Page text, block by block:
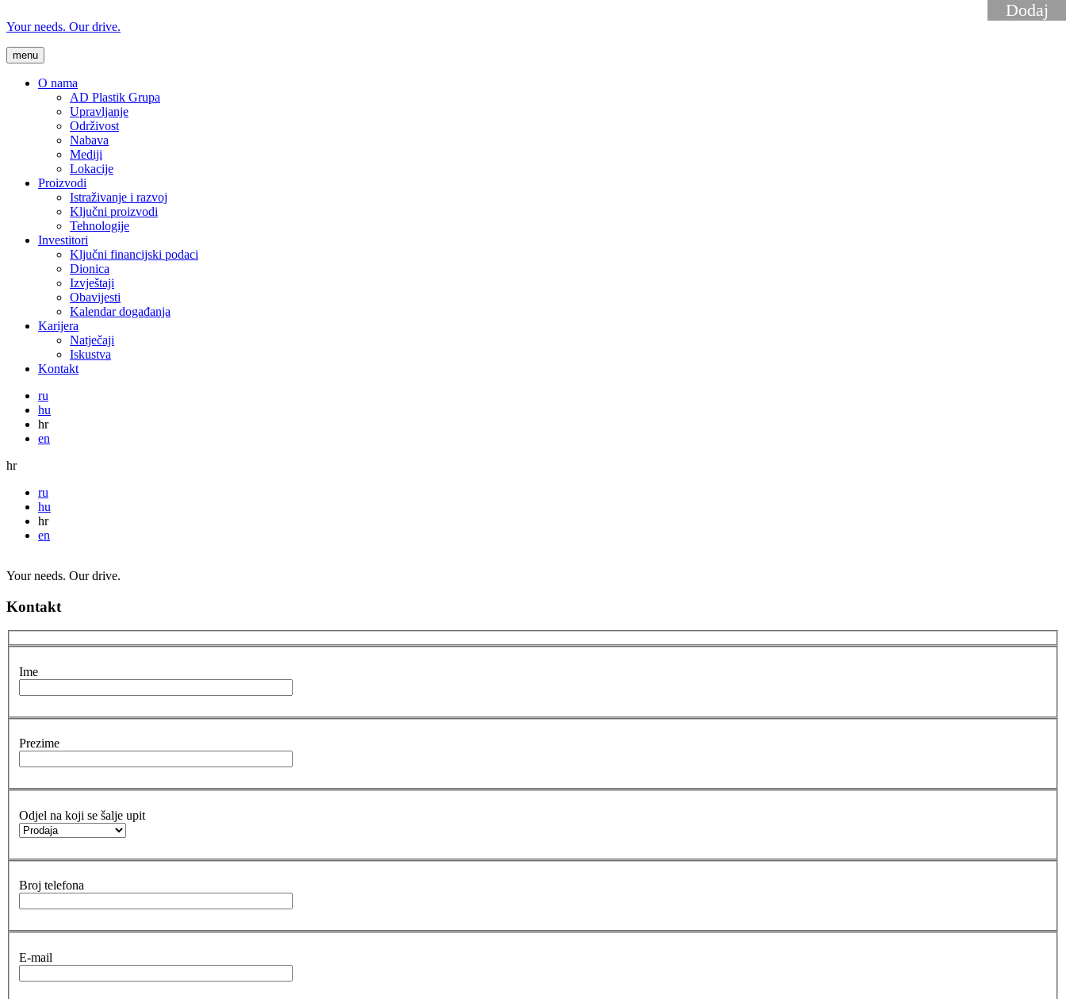
Your needs. Our drive.
menu
O nama
AD Plastik Grupa
Upravljanje
Održivost
Nabava
Mediji
Lokacije
Proizvodi
Istraživanje i razvoj
Ključni proizvodi
Tehnologije
Investitori
Ključni financijski podaci
Dionica
Izvještaji
Obavijesti
Kalendar događanja
Karijera
Natječaji
Iskustva
Kontakt
ru
hu
hr
en
hr
ru
hu
hr
en
Your needs. Our drive.
Kontakt
Ime
Prezime
Odjel na koji se šalje upit
Broj telefona
E-mail